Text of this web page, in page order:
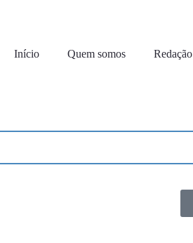
Início Quem somos Redação